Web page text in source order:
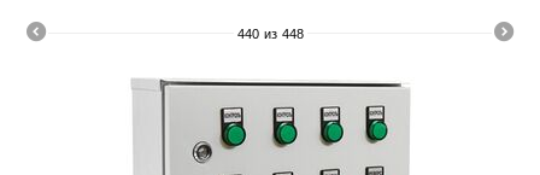
440 из 448